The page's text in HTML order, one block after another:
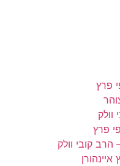
פרץ
פרץ
הרב קובי וולק